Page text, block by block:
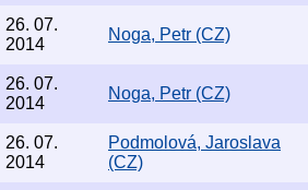
26. 07.
2014
Noga, Petr (CZ)
26. 07.
2014
Noga, Petr (CZ)
26. 07.
2014
Podmolová, Jaroslava
(CZ)